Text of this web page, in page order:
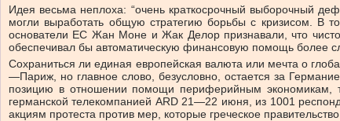
Идея весьма неплоха: “очень краткосрочный выборочный
могли выработать общую стратегию борьбы с кризисом. В
основатели ЕС Жан Моне и Жак Делор признавали, что чисто
обеспечивал бы автоматическую финансовую помощь более
Сохраниться ли единая европейская валюта или мечта о
—Париж, но главное слово, безусловно, остается за
позицию в отношении помощи периферийным экономикам,
германской телекомпанией ARD 21—22 июня, из 1001
акциям протеста против мер, которые греческое